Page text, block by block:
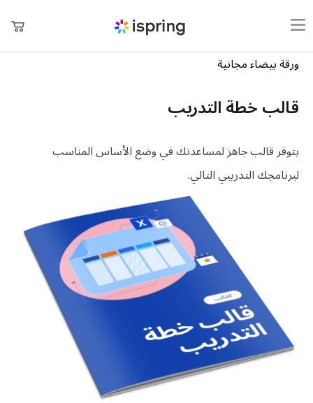
المنتجات
التسعير
المجتمع
sales@ispring.ae
عربة التسوق
حسابي
ورقة بيضاء مجانية
قالب خطة التدريب
يتوفر قالب جاهز لمساعدتك في وضع الأساس المناسب
لبرنامجك التدريبي التالي.